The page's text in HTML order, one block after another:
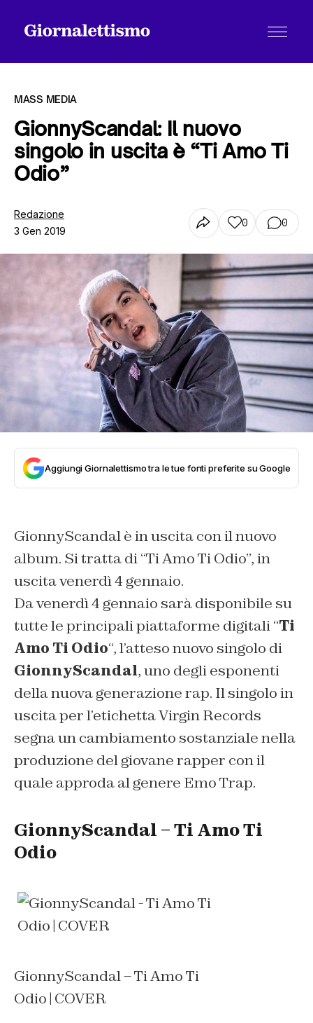
Tutti gli articoli
Chi siamo
Contatti
MASS MEDIA
GionnyScandal: Il nuovo
singolo in uscita è “Ti Amo Ti
Odio”
Redazione
3 Gen 2019
0 0
Aggiungi Giornalettismo tra le tue fonti preferite su Google
GionnyScandal è in uscita con il nuovo
album. Si tratta di “Ti Amo Ti Odio”, in
uscita venerdì 4 gennaio.
Da venerdì 4 gennaio sarà disponibile su
tutte le principali piattaforme digitali “Ti
Amo Ti Odio“, l’atteso nuovo singolo di
GionnyScandal, uno degli esponenti
della nuova generazione rap. Il singolo in
uscita per l’etichetta Virgin Records
segna un cambiamento sostanziale nella
produzione del giovane rapper con il
quale approda al genere Emo Trap.
GionnyScandal – Ti Amo Ti
Odio
GionnyScandal – Ti Amo Ti
Odio | COVER